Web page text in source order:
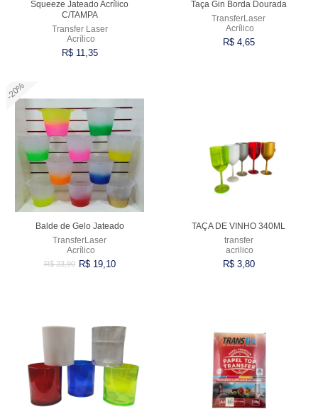
Squeeze Jateado Acrílico
C/TAMPA
Transfer Laser
Acrílico
R$ 11,35
Taça Gin Borda Dourada
TransferLaser
Acrílico
R$ 4,65
-20%
Balde de Gelo Jateado
TransferLaser
Acrílico
R$ 23,90 R$ 19,10
TAÇA DE VINHO 340ML
transfer
acrilico
R$ 3,80